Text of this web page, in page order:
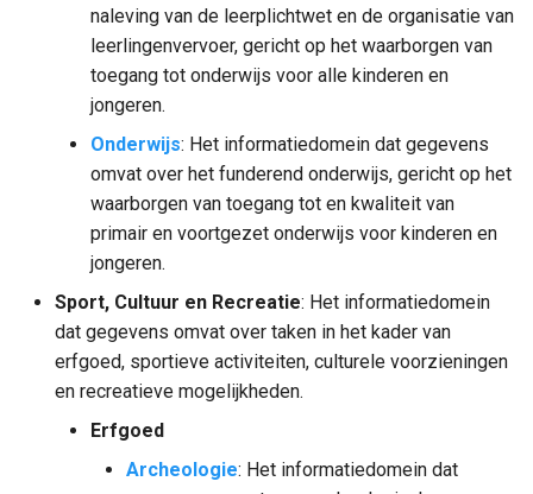
naleving van de leerplichtwet en de organisatie van
leerlingenvervoer, gericht op het waarborgen van
toegang tot onderwijs voor alle kinderen en
jongeren.
Onderwijs: Het informatiedomein dat gegevens
omvat over het funderend onderwijs, gericht op het
waarborgen van toegang tot en kwaliteit van
primair en voortgezet onderwijs voor kinderen en
jongeren.
Sport, Cultuur en Recreatie: Het informatiedomein
dat gegevens omvat over taken in het kader van
erfgoed, sportieve activiteiten, culturele voorzieningen
en recreatieve mogelijkheden.
Erfgoed
Archeologie: Het informatiedomein dat